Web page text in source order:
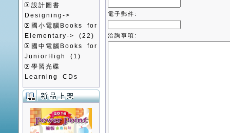
設計圖書
Designing->
國小電腦Books for
Elementary->
(22)
國中電腦Books for
JuniorHigh
(1)
學習光碟
Learning CDs
電子郵件:
洽詢事項: